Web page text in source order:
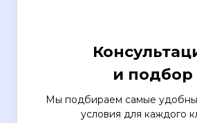
и подбор
Мы подбираем самые
условия для каждого